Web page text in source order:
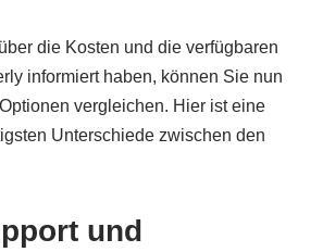
die Kosten und die verfügbaren
informiert haben, können Sie nun
vergleichen. Hier ist eine
Unterschiede zwischen den
und